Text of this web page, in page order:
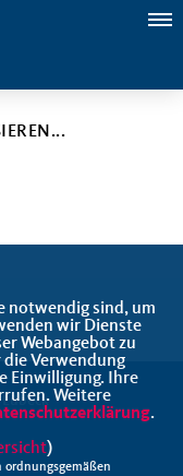
notwendig sind, um
wir Dienste
Webangebot zu
Verwendung
Einwilligung. Ihre
Weitere
.
)
ordnungsgemäßen